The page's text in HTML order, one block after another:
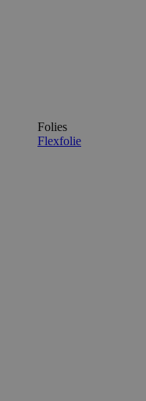
Folies
Flexfolie